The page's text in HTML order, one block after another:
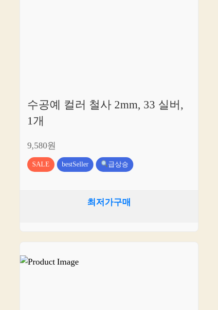
수공예 컬러 철사 2mm, 33 실버,
1개
9,580원
SALE bestSeller 급상승
최저가구매